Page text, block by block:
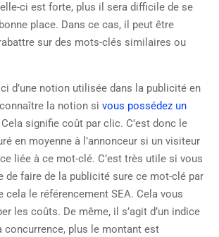
ci est forte, plus il sera difficile de se
place. Dans ce cas, il peut être
sur des mots-clés similaires ou
d’une notion utilisée dans la publicité en
la notion si vous possédez un
Cela signifie coût par clic. C’est donc le
en moyenne à l’annonceur si un visiteur
liée à ce mot-clé. C’est très utile si vous
de faire de la publicité sure ce mot-clé par
cela le référencement SEA. Cela vous
les coûts. De même, il s’agit d’un indice
concurrence, plus le montant est